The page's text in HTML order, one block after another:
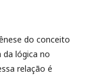
do conceito
da lógica no
relação é